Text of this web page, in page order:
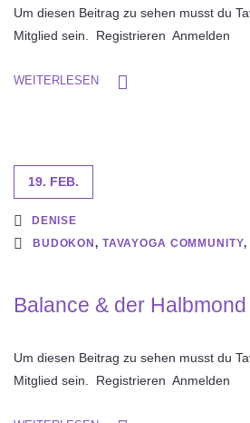
Um diesen Beitrag zu sehen musst du
Mitglied sein. Registrieren Anmelden
WEITERLESEN
19. FEB.
DENISE
BUDOKON, TAVAYOGA COMMUNITY,
Balance & der Halbmond
Um diesen Beitrag zu sehen musst du
Mitglied sein. Registrieren Anmelden